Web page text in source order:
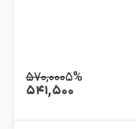
۵۷۰,۰۰۰۵%
۵۴۱,۵۰۰